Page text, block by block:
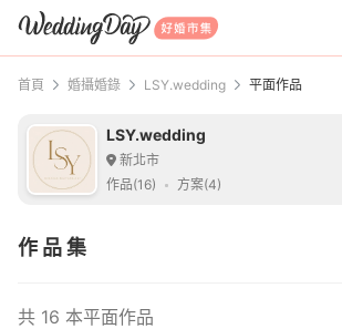
WeddingDay 好婚市集
首頁 婚攝婚錄 LSY.wedding 平面作品
LSY.wedding
新北市
作品(16)
方案(4)
作品集
共 16 本平面作品